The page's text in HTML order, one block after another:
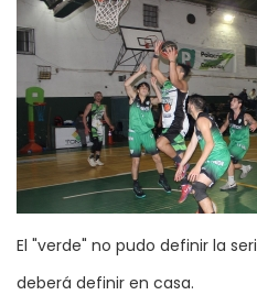
El "verde" no pudo definir la
deberá definir en casa.